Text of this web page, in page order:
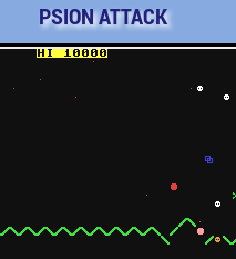
PSION ATTACK